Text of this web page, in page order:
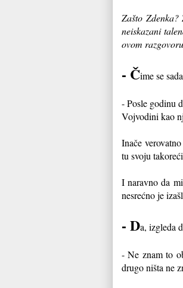
Zašto
neiskazani
ovom
- Čime se
- Posle godinu
Vojvodini kao
Inače
tu svoju
I naravno da
nesrećno je
- Da, izgleda
- Ne znam to
drugo ništa ne